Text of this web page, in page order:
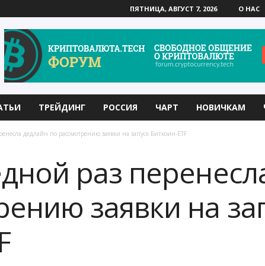
ПЯТНИЦА, АВГУСТ 7, 2026 О НАС
ТРЕЙДИНГ РОССИЯ ЧАРТ НОВИЧКАМ
дедлайн по рассмотрению заявки на запуск Биткоин-ETF
раз
заявки на